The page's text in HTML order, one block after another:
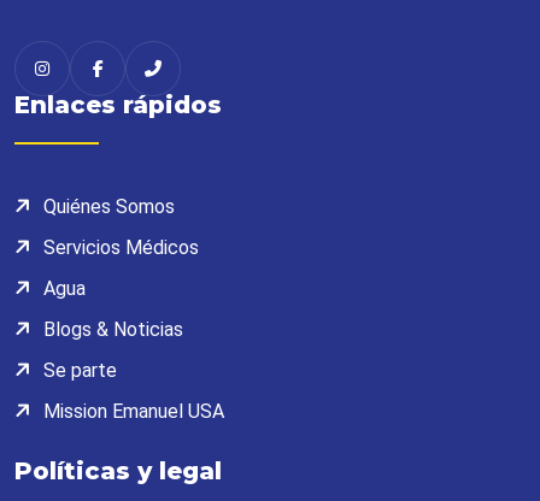
Enlaces rápidos
Quiénes Somos
Servicios Médicos
Agua
Blogs & Noticias
Se parte
Mission Emanuel USA
Políticas y legal